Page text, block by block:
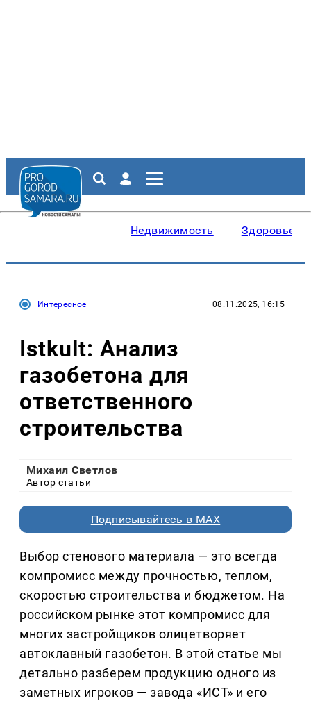
Недвижимость Здоровье
Интересное 08.11.2025, 16:15
Istkult: Анализ
газобетона для
ответственного
строительства
Михаил Светлов
Автор статьи
Подписывайтесь в MAX
Выбор стенового материала — это всегда
компромисс между прочностью, теплом,
скоростью строительства и бюджетом. На
российском рынке этот компромисс для
многих застройщиков олицетворяет
автоклавный газобетон. В этой статье мы
детально разберем продукцию одного из
заметных игроков — завода «ИСТ» и его